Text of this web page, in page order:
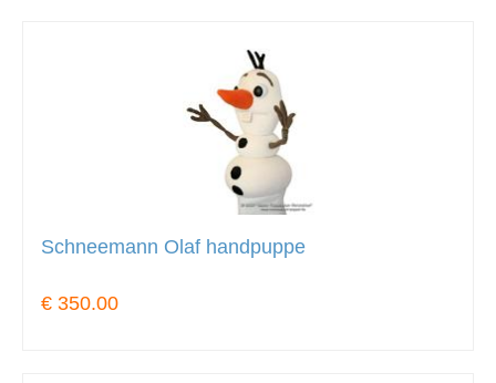
Schneemann Olaf handpuppe
€ 350.00